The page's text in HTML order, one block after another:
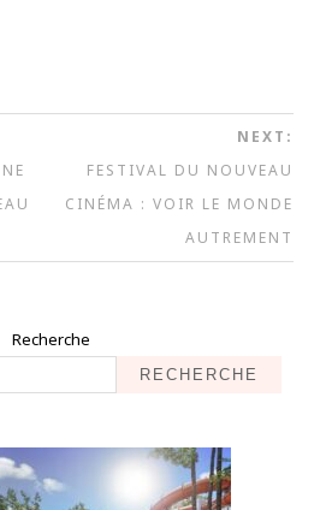
NEXT:
FESTIVAL DU NOUVEAU
CINÉMA : VOIR LE MONDE
AUTREMENT
Recherche
RECHERCHE